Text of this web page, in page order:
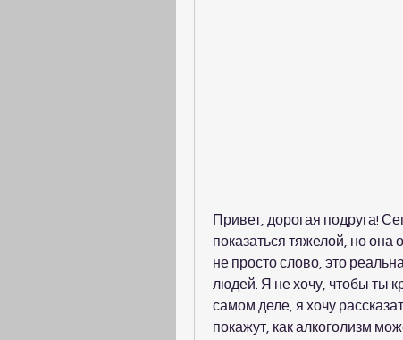
Привет, дорогая подруга!
показаться тяжелой, но
не просто слово, это
людей. Я не хочу, чтобы ты
самом деле, я хочу
покажут, как алкоголизм